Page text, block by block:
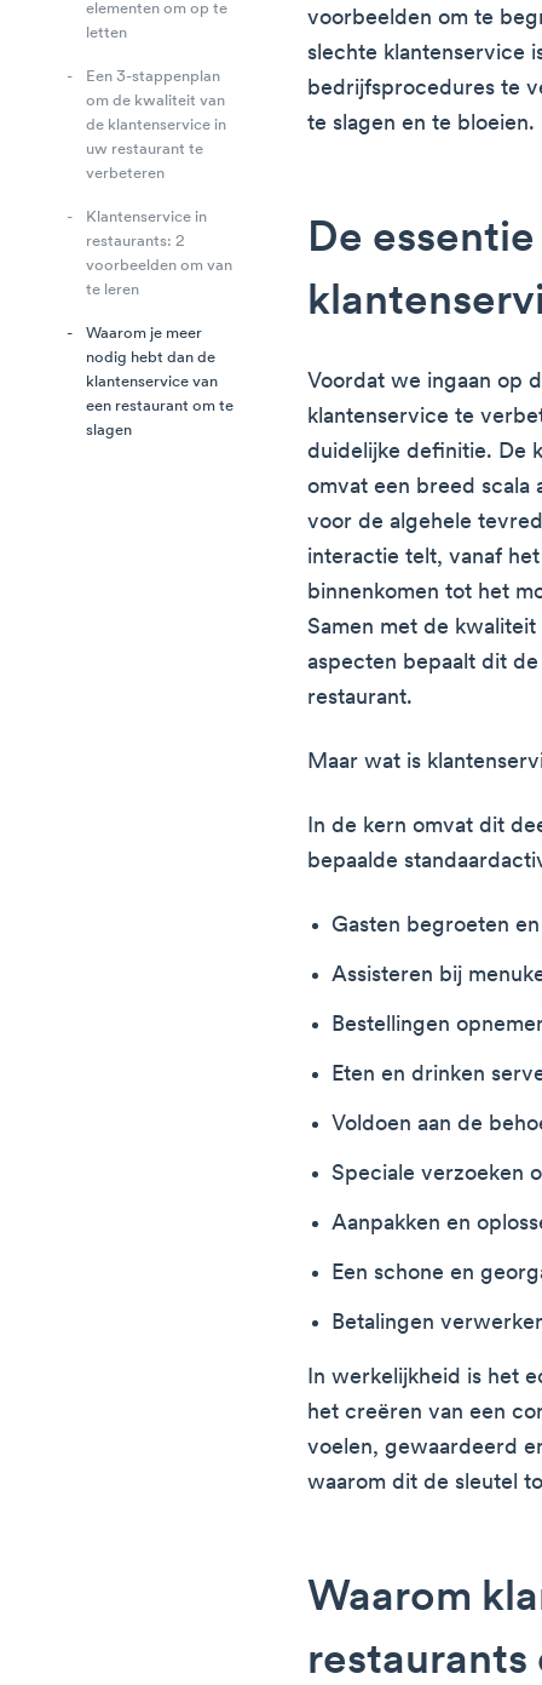
elementen om op te
letten
Een 3-stappenplan
om de kwaliteit van
de klantenservice in
uw restaurant te
verbeteren
Klantenservice in
restaurants: 2
voorbeelden om van
te leren
Waarom je meer
nodig hebt dan de
klantenservice van
een restaurant om te
slagen
voorbeelden om te
slechte klantenservice
bedrijfsprocedures te
te slagen en te
De
Voordat we ingaan op
klantenservice te
duidelijke definitie. De
omvat een breed scala
voor de algehele
interactie telt, vanaf
binnenkomen tot het
Samen met de
aspecten bepaalt dit
restaurant.
Maar wat is
In de kern omvat dit
bepaalde
Gasten begroeten
Assisteren bij
Bestellingen
Eten en drinken
Voldoen aan de
Speciale verzoeken
Aanpakken en
Een schone en
Betalingen
In werkelijkheid is het
het creëren van een
voelen, gewaardeerd
waarom dit de sleutel
Waarom